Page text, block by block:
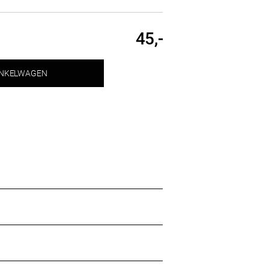
45,-
leer en hoogwaardig